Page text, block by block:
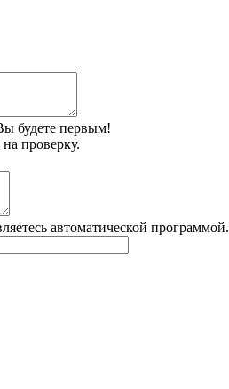
будете первым!
проверку.
автоматической программой.